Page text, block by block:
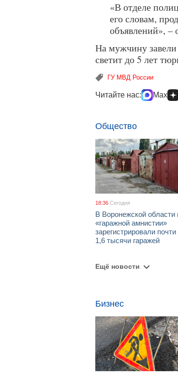
«В отделе
его словам,
объявлений»,
На мужчину завели
светит до 5 лет
ГУ МВД России
Читайте нас: Max
Общество
18:36 Сегодня
В Воронежской области
«гаражной амнистии»
зарегистрировали почти
1,6 тысячи гаражей
Ещё новости
Бизнес